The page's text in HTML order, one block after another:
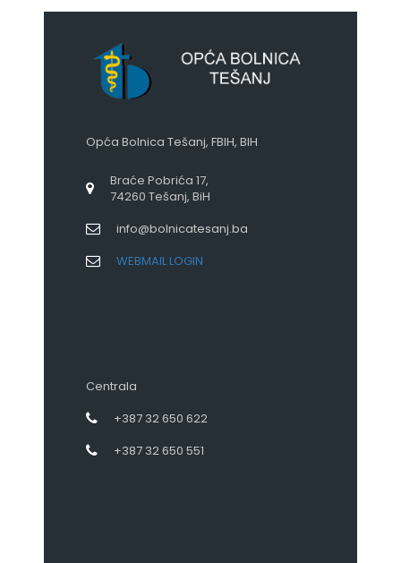
Opća Bolnica Tešanj, FBIH, BIH
Braće Pobrića 17,
74260 Tešanj, BiH
info@bolnicatesanj.ba
WEBMAIL LOGIN
Centrala
+387 32 650 622
+387 32 650 551